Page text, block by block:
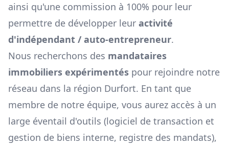
ainsi qu'une commission à 100% pour leur
permettre de développer leur activité
d'indépendant / auto-entrepreneur.
Nous recherchons des mandataires
immobiliers expérimentés pour rejoindre notre
réseau dans la région Durfort. En tant que
membre de notre équipe, vous aurez accès à un
large éventail d'outils (logiciel de transaction et
gestion de biens interne, registre des mandats),